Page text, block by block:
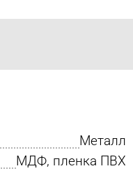
Металл
МДФ, пленка ПВХ